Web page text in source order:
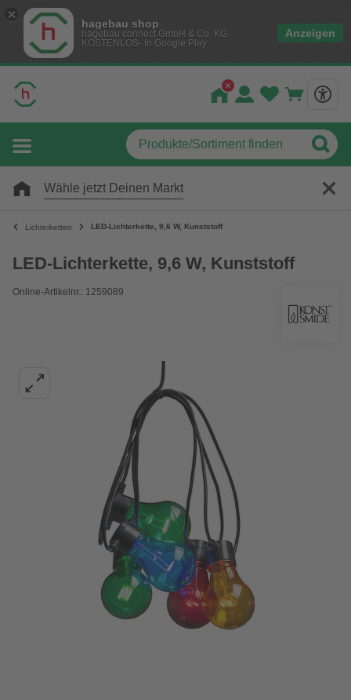
hagebau shop
hagebau connect GmbH & Co. KG
KOSTENLOS- In Google Play
Anzeigen
Wähle jetzt Deinen Markt
Lichterketten LED-Lichterkette, 9,6 W, Kunststoff
LED-Lichterkette, 9,6 W, Kunststoff
Online-Artikelnr.: 1259089